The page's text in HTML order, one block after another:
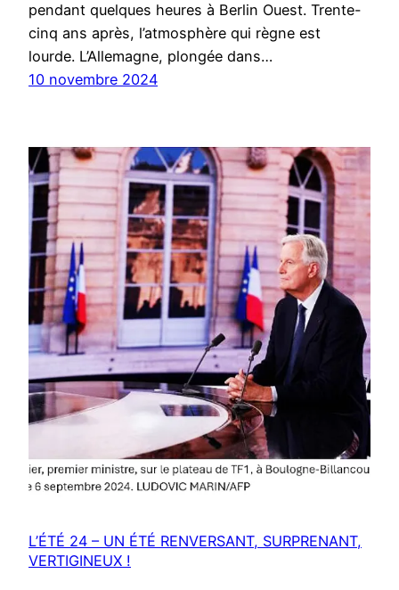
pendant quelques heures à Berlin Ouest. Trente-
cinq ans après, l’atmosphère qui règne est
lourde. L’Allemagne, plongée dans…
10 novembre 2024
L’ÉTÉ 24 – UN ÉTÉ RENVERSANT, SURPRENANT,
VERTIGINEUX !